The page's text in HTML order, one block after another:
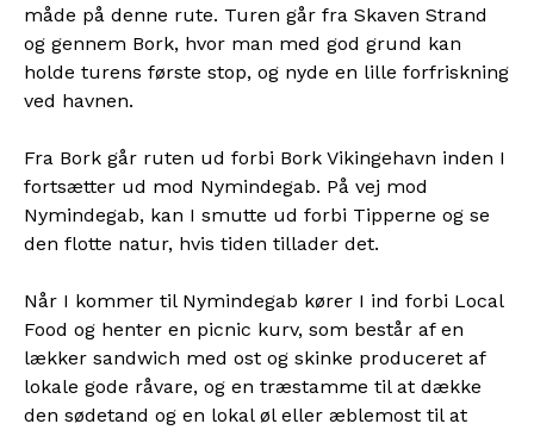
måde på denne rute. Turen går fra Skaven Strand
og gennem Bork, hvor man med god grund kan
holde turens første stop, og nyde en lille forfriskning
ved havnen.
Fra Bork går ruten ud forbi Bork Vikingehavn inden I
fortsætter ud mod Nymindegab. På vej mod
Nymindegab, kan I smutte ud forbi Tipperne og se
den flotte natur, hvis tiden tillader det.
Når I kommer til Nymindegab kører I ind forbi Local
Food og henter en picnic kurv, som består af en
lækker sandwich med ost og skinke produceret af
lokale gode råvare, og en træstamme til at dække
den sødetand og en lokal øl eller æblemost til at